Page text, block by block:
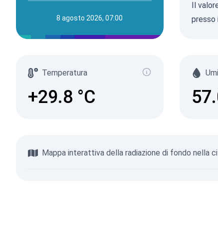
8 agosto 2026, 07:00
Il
presso
Temperatura
+29.8 °C
Mappa interattiva della radiazione di fondo nella